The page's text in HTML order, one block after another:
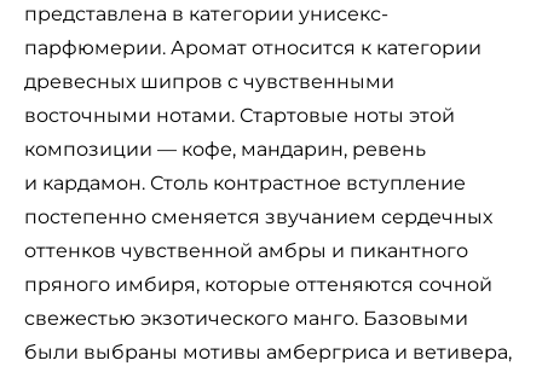
представлена в категории унисекс-
парфюмерии. Аромат относится к категории
древесных шипров с чувственными
восточными нотами. Стартовые ноты этой
композиции — кофе, мандарин, ревень
и кардамон. Столь контрастное вступление
постепенно сменяется звучанием сердечных
оттенков чувственной амбры и пикантного
пряного имбиря, которые оттеняются сочной
свежестью экзотического манго. Базовыми
были выбраны мотивы амбергриса и ветивера,